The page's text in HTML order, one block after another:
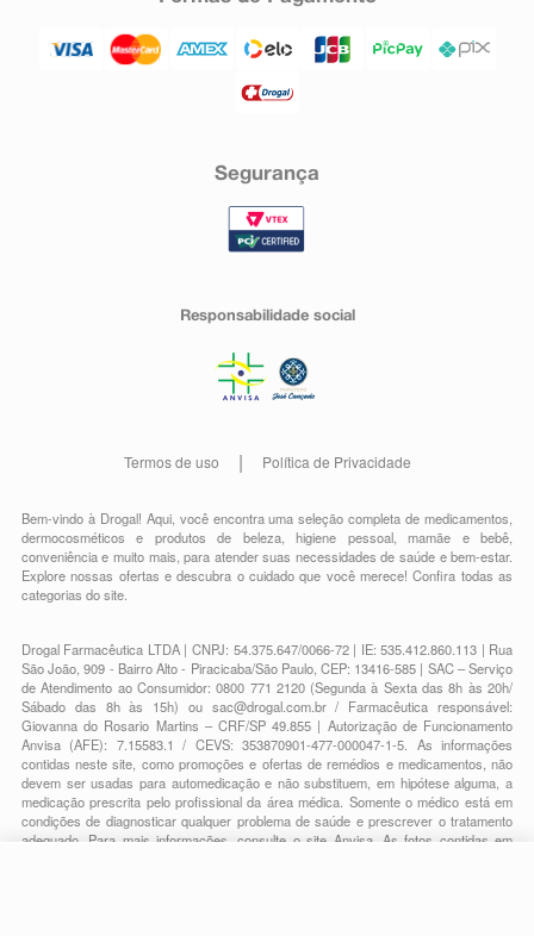
Segurança
Responsabilidade social
Termos de uso Política de Privacidade
Bem-vindo à Drogal! Aqui, você encontra uma seleção completa demedicamentos
dermocosméticos e produtos de beleza,higiene pessoal,mamãe e bebê
conveniênciae muito mais, para atender suas necessidades de saúde e bem-estar.
Explore nossas ofertas e descubra o cuidado que você merece!Confira todas as
categorias do site.
Drogal Farmacêutica LTDA | CNPJ: 54.375.647/0066-72 | IE: 535.412.860.113 | Rua
São João, 909 - Bairro Alto - Piracicaba/São Paulo, CEP: 13416-585 | SAC – Serviço
de Atendimento ao Consumidor: 0800 771 2120 (Segunda à Sexta das 8h às 20h/
Sábado das 8h às 15h) ou sac@drogal.com.br/ Farmacêutica responsável:
Giovanna do Rosario Martins – CRF/SP 49.855 | Autorização de Funcionamento
Anvisa (AFE): 7.15583.1 / CEVS: 353870901-477-000047-1-5. As informações
contidas neste site, como promoções e ofertas de remédios e medicamentos, não
devem ser usadas para automedicação e não substituem, em hipótese alguma, a
medicação prescrita pelo profissional da área médica. Somente o médico está em
condições de diagnosticar qualquer problema de saúde e prescrever o tratamento
adequado. Para mais informações, consulte o site Anvisa. As fotos contidas em